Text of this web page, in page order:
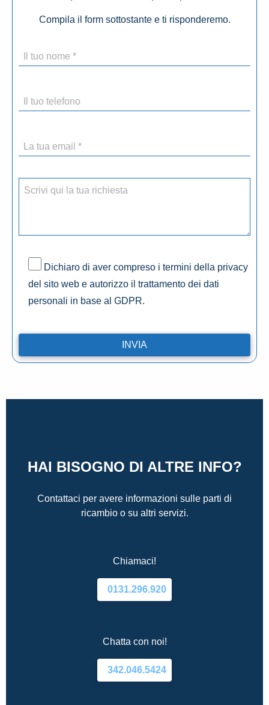
Compila il form sottostante e ti risponderemo.
Dichiaro di aver compreso i termini della privacy
del sito web e autorizzo il trattamento dei dati
personali in base al GDPR.
HAI BISOGNO DI ALTRE INFO?
Contattaci per avere informazioni sulle parti di
ricambio o su altri servizi.
Chiamaci!
0131.296.920
Chatta con noi!
342.046.5424